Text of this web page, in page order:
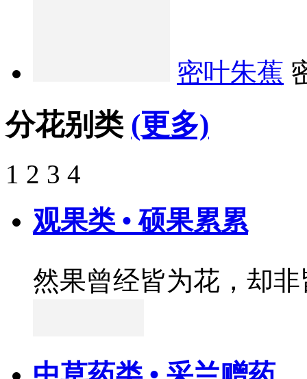
密叶朱蕉
分花别类 (更多)
1 2 3 4
观果类 • 硕果累累
然果曾经皆为花，却